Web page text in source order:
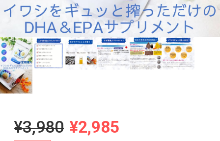
¥3,980 ¥2,985